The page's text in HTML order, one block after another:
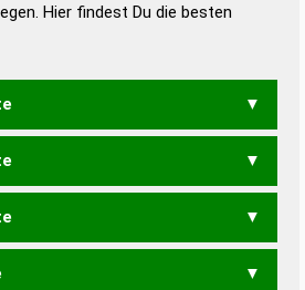
Duden – Deutsches
Hier findest Du die besten